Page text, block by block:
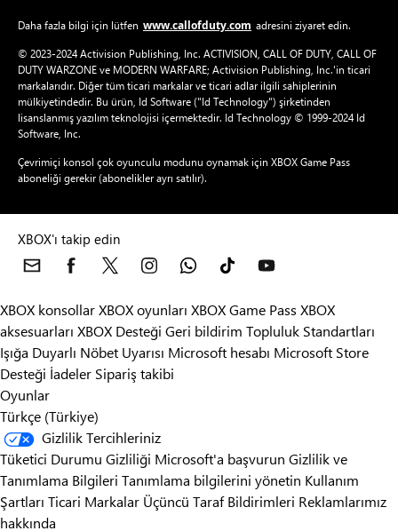
Daha fazla bilgi için lütfen www.callofduty.com adresini ziyaret edin.
© 2023-2024 Activision Publishing, Inc. ACTIVISION, CALL OF DUTY, CALL OF
DUTY WARZONE ve MODERN WARFARE; Activision Publishing, Inc.'in ticari
markalarıdır. Diğer tüm ticari markalar ve ticari adlar ilgili sahiplerinin
mülkiyetindedir. Bu ürün, Id Software ("Id Technology") şirketinden
lisanslanmış yazılım teknolojisi içermektedir. Id Technology © 1999-2024 Id
Software, Inc.
Çevrimiçi konsol çok oyunculu modunu oynamak için XBOX Game Pass
aboneliği gerekir (abonelikler ayrı satılır).
XBOX'ı takip edin
XBOX konsollarXBOX oyunları XBOX Game Pass XBOX
aksesuarları XBOX Desteği Geri bildirim Topluluk Standartları
Işığa Duyarlı Nöbet Uyarısı Microsoft hesabı Microsoft Store
Desteği İadeler Sipariş takibi
Oyunlar
Türkçe (Türkiye)
Gizlilik Tercihleriniz
Tüketici Durumu Gizliliği Microsoft'a başvurun Gizlilik ve
Tanımlama Bilgileri Tanımlama bilgilerini yönetin Kullanım
Şartları Ticari Markalar Üçüncü Taraf Bildirimleri Reklamlarımız
hakkında